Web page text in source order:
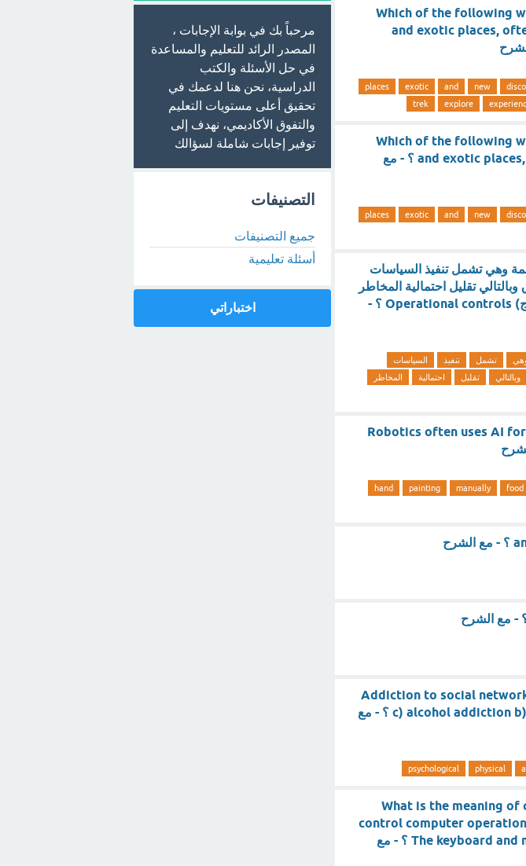
Which of the following
and exotic places,
new
and
exotic
places
explore
trek
Which of the following
and exotic places, often involving adventure and physical effort ؟ - مع
new
and
exotic
places
وهي تشمل تنفيذ السياسات
تقليل احتمالية المخاطر
(أ) Physical controls (ب) Managerial controls (ج) Operational controls ؟ -
تشمل تنفيذ
السياسات
وبالتالي تقليل احتمالية
المخاطر
Robotics often uses AI
food
manually
painting
hand
Addiction to social
c) alcohol addiction b) physical addiction d) psychological addiction ؟ - مع
physical
psychological
What is the meaning
control computer
The keyboard and monitor d. The electrical circuits in a computer ؟ - مع
مرحباً بك في بوابة الإجابات ،
المصدر الرائد للتعليم والمساعدة
في حل الأسئلة والكتب
الدراسية، نحن هنا لدعمك في
تحقيق أعلى مستويات التعليم
والتفوق الأكاديمي، نهدف إلى
توفير إجابات شاملة لسؤالك
التصنيفات
جميع التصنيفات
أسئلة تعليمية
اختباراتي